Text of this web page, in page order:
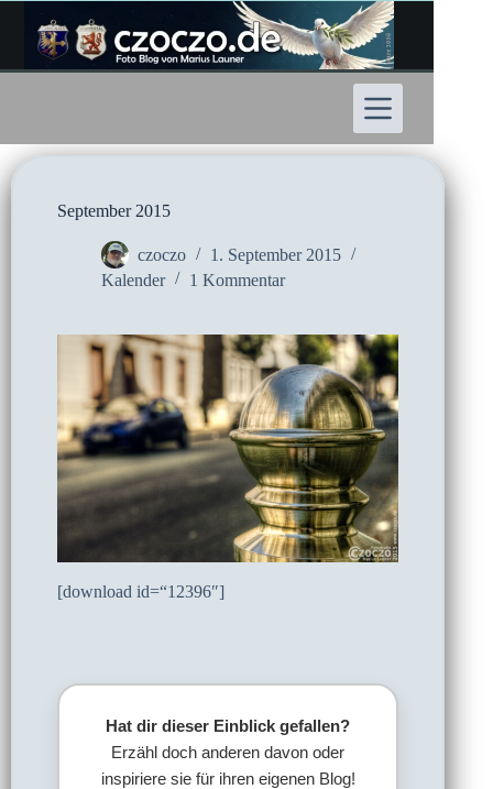
Inhalt
springen
September 2015
czoczo
1. September 2015
Kalender
1 Kommentar
[download id=“12396″]
Hat dir dieser Einblick gefallen?
Erzähl doch anderen davon oder
inspiriere sie für ihren eigenen Blog!